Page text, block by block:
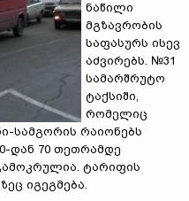
ნაწილი
მგზავრობის
საფასურს ისევ
აძვირებს. №31
სამარშრუტო
ტაქსიში,
რომელიც
სამგორის რაიონებს
დან 70 თეთრამდე
ტარიფის
იგეგმება.